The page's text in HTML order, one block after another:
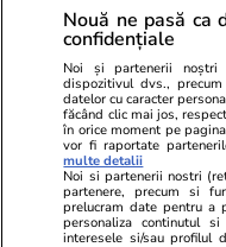
an de cel pe care l-
funcție
Știri România
Comandamentul
ședință de urgență
Nouă ne pasă ca
confidențiale
Noi și partenerii noștri
dispozitivul dvs.,
datelor cu caracter
făcând clic mai jos,
în orice moment pe
vor fi raportate
multe detalii
Noi si partenerii nostri
partenere, precum si
prelucram date pentru a
personaliza continutul
interesele si/sau profilul